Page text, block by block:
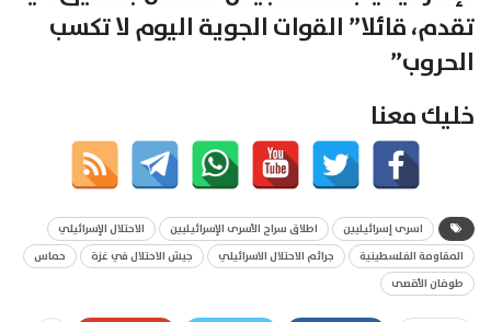
تقدم، قائلا” القوات الجوية اليوم لا تكسب
الحروب”
خليك معنا
اسرى إسرائيليين اطلاق سراح الأسرى الإسرائيليين
الاحتلال الإسرائيلي
المقاومة الفلسطينية
جرائم الاحتلال الاسرائيلي جيش الاحتلال في غزة
حماس
طوفان الأقصى